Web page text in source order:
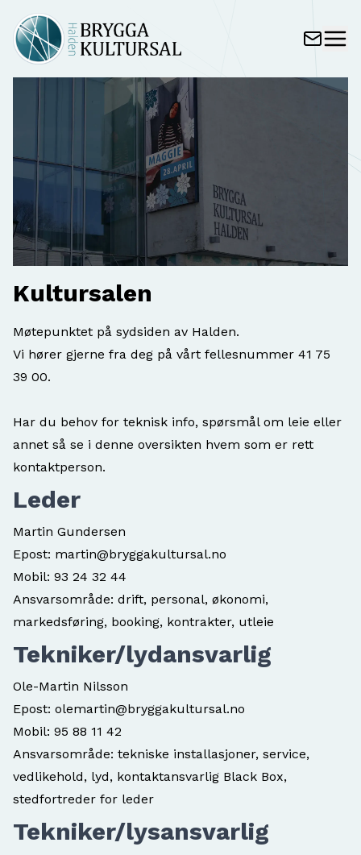
Kultursalen
Møtepunktet på sydsiden av Halden.
Vi hører gjerne fra deg på vårt fellesnummer 41 75
39 00.
Har du behov for teknisk info, spørsmål om leie eller
annet så se i denne oversikten hvem som er rett
kontaktperson.
Leder
Martin Gundersen
Epost: martin@bryggakultursal.no
Mobil: 93 24 32 44
Ansvarsområde: drift, personal, økonomi,
markedsføring, booking, kontrakter, utleie
Tekniker/lydansvarlig
Ole-Martin Nilsson
Epost: olemartin@bryggakultursal.no
Mobil: 95 88 11 42
Ansvarsområde: tekniske installasjoner, service,
vedlikehold, lyd, kontaktansvarlig Black Box,
stedfortreder for leder
Tekniker/lysansvarlig